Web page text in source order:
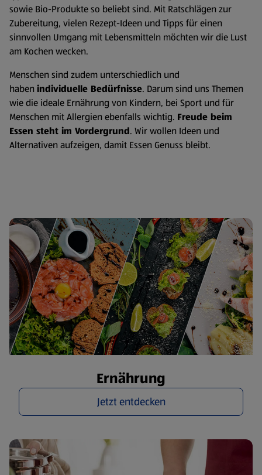
sowie Bio-Produkte so beliebt sind. Mit Ratschlägen zur
Zubereitung, vielen Rezept-Ideen und Tipps für einen
sinnvollen Umgang mit Lebensmitteln möchten wir die Lust
am Kochen wecken.
Menschen sind zudem unterschiedlich und
haben individuelle Bedürfnisse. Darum sind uns Themen
wie die ideale Ernährung von Kindern, bei Sport und für
Menschen mit Allergien ebenfalls wichtig. Freude beim
Essen steht im Vordergrund. Wir wollen Ideen und
Alternativen aufzeigen, damit Essen Genuss bleibt.
Ernährung
Jetzt entdecken